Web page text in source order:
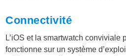
Connectivité
L’iOS et la smartwatch conviviale
fonctionne sur un système